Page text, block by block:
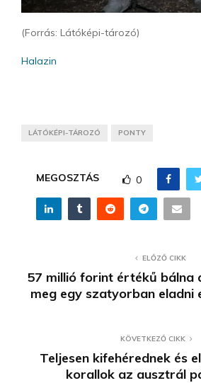
(Forrás: Látóképi-tározó)
Halazin
LÁTÓKÉPI-TÁROZÓ PONTY
MEGOSZTÁS 0
ELŐZŐ CIKK
57 millió forint értékű bálna
meg egy szatyorban eladni
KÖVETKEZŐ CIKK
Teljesen kifehérednek és
korallok az ausztrál